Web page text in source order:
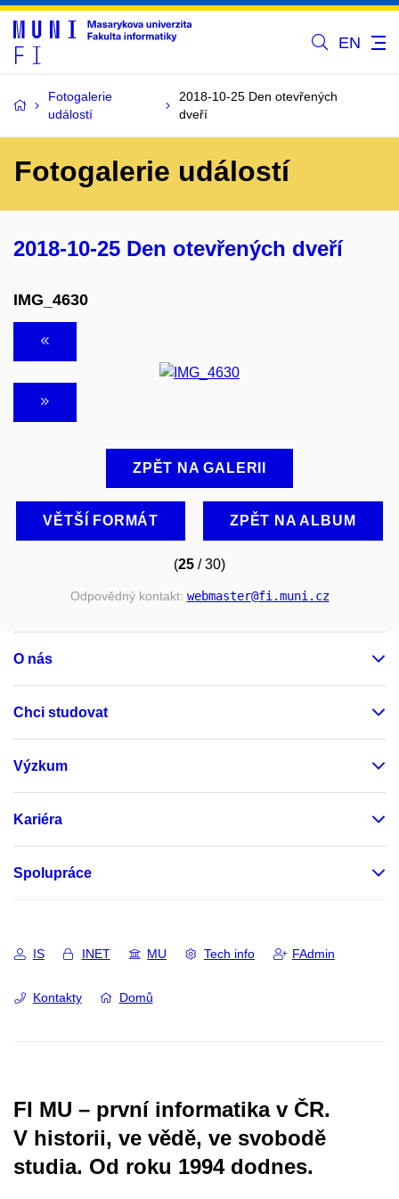
EN
Fotogalerie
událostí
2018-10-25 Den otevřených
dveří
Fotogalerie událostí
2018-10-25 Den otevřených dveří
IMG_4630
ZPĚT NA GALERII
VĚTŠÍ FORMÁT ZPĚT NA ALBUM
(25 / 30)
Odpovědný kontakt: webmaster@fi.muni.cz
O nás
Chci studovat
Výzkum
Kariéra
Spolupráce
IS INET MU Tech info FAdmin
Kontakty Domů
FI MU – první informatika v ČR.
V historii, ve vědě, ve svobodě
studia. Od roku 1994 dodnes.